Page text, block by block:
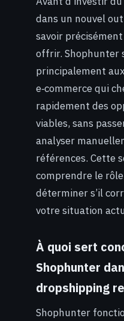
dans un nouvel
savoir
offrir. Shophunter
principalement
e‑commerce qui
rapidement des
viables, sans
analyser
références. Cette
comprendre le
déterminer s’il
votre situation
À quoi sert
Shophunter
dropshipping
Shophunter